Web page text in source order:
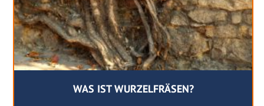
WAS IST WURZELFRÄSEN?